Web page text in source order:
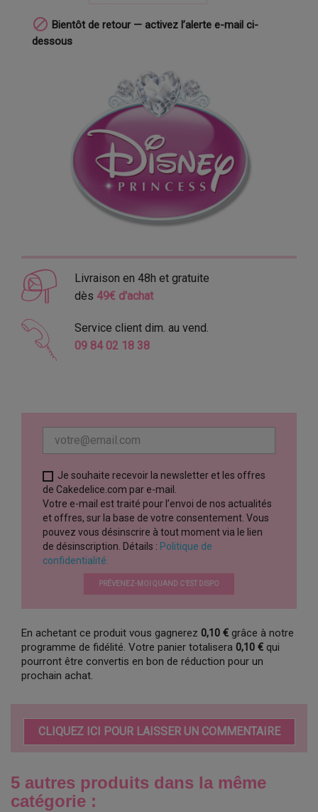
 Bientôt de retour — activez l’alerte e-mail ci-
dessous
Livraison en 48h et gratuite
dès 49€ d'achat
Service client dim. au vend.
09 84 02 18 38
Je souhaite recevoir la newsletter et les offres
de Cakedelice.com par e-mail.
Votre e-mail est traité pour l’envoi de nos actualités
et offres, sur la base de votre consentement. Vous
pouvez vous désinscrire à tout moment via le lien
de désinscription. Détails : Politique de
confidentialité.
PRÉVENEZ-MOI QUAND C’EST DISPO
En achetant ce produit vous gagnerez 0,10 € grâce à notre
programme de fidélité. Votre panier totalisera 0,10 € qui
pourront être convertis en bon de réduction pour un
prochain achat.
CLIQUEZ ICI POUR LAISSER UN COMMENTAIRE
5 autres produits dans la même
catégorie :